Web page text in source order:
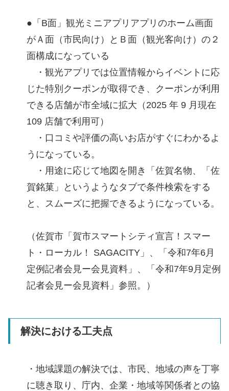
●「B面」観光ミニアプリアプリのホーム画面
がＡ面（市民向け）とＢ面（観光客向け）の２
面構成になっている
・観光アプリでは位置情報からイベントに応
じた特別クーポンが取得でき、クーポンが利用
できる店舗が市全域に拡大（2025 年 9 月現在
109 店舗で利用可）
・口コミや評価の高いお店がすぐにわかるよ
うになっている。
・用途に応じて地図を開き「佐賀名物、「佐
賀銘菓」というようなタブで条件検索をする
と、スムーズに把握できるようになっている。
（佐賀市「賀市スマートシティ宣言！スマー
ト・ローカル！ SAGACITY」、「令和7年6月
定例記者会見ー会見資料」、「令和7年9月定例
記者会見ー会見資料」参照。）
解決における工夫点
・地域課題の解決では、市民、地域の声を丁寧
に聴き取り、庁内、企業・地域等関係者との協